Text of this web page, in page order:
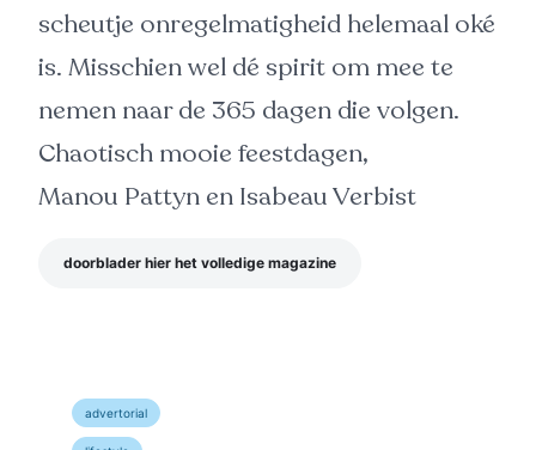
scheutje onregelmatigheid helemaal oké
is. Misschien wel dé spirit om mee te
nemen naar de 365 dagen die volgen.
Chaotisch mooie feestdagen,
Manou Pattyn en Isabeau Verbist
doorblader hier het volledige magazine
advertorial